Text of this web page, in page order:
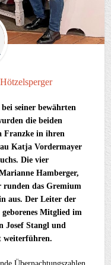
seiner bewährten
die beiden
Franzke in ihren
Katja Vordermayer
Die vier
Hamberger,
das Gremium
aus. Der Leiter der
Mitglied im
Josef Stangl und
weiterführen.